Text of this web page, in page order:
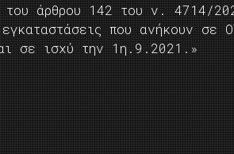
του άρθρου 142 του ν. 4714/
που ανήκουν σε
σε ισχύ την 1η.9.2021.»